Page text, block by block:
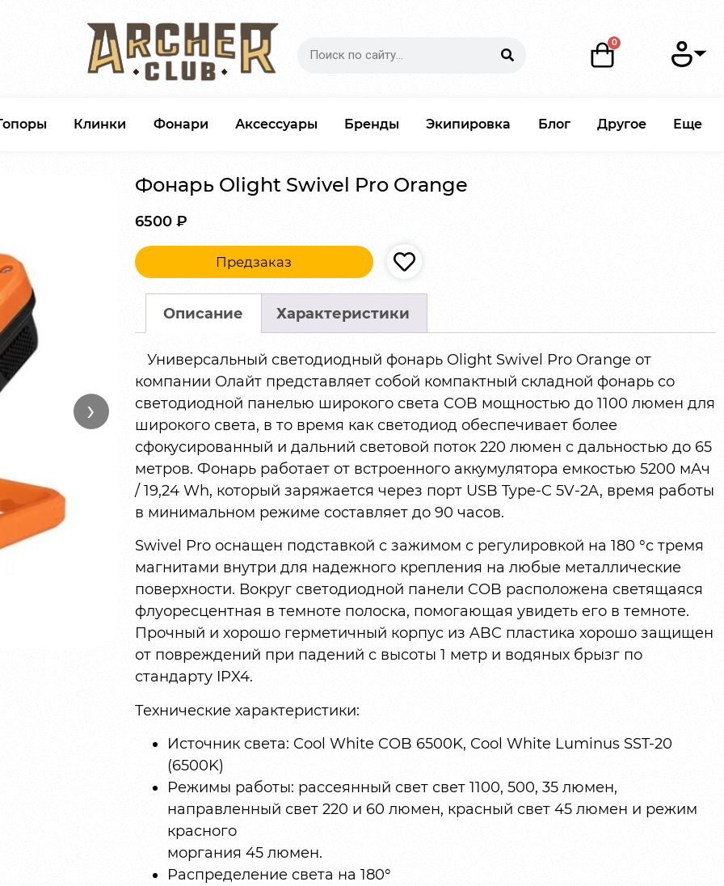
Клинки Фонари Аксессуары Бренды Экипировка Блог Другое Еще
›
Фонарь Olight Swivel Pro Orange
6500 ₽
Предзаказ
Описание Характеристики
Универсальный светодиодный фонарь Olight Swivel Pro Orange от
компании Олайт представляет собой компактный складной фонарь со
светодиодной панелью широкого света COB мощностью до 1100 люмен для
широкого света, в то время как светодиод обеспечивает более
сфокусированный и дальний световой поток 220 люмен с дальностью до 65
метров. Фонарь работает от встроенного аккумулятора емкостью 5200 мАч
/ 19,24 Wh, который заряжается через порт USB Type-C 5V-2A, время работы
в минимальном режиме составляет до 90 часов.
Swivel Pro оснащен подставкой с зажимом с регулировкой на 180 °с тремя
магнитами внутри для надежного крепления на любые металлические
поверхности. Вокруг светодиодной панели COB расположена светящаяся
флуоресцентная в темноте полоска, помогающая увидеть его в темноте.
Прочный и хорошо герметичный корпус из ABC пластика хорошо защищен
от повреждений при падений с высоты 1 метр и водяных брызг по
стандарту IPX4.
Технические характеристики:
Источник света: Cool White COB 6500K, Cool White Luminus SST-20
(6500K)
Режимы работы: рассеянный свет свет 1100, 500, 35 люмен,
направленный свет 220 и 60 люмен, красный свет 45 люмен и режим
красного
моргания 45 люмен.
Распределение света на 180°